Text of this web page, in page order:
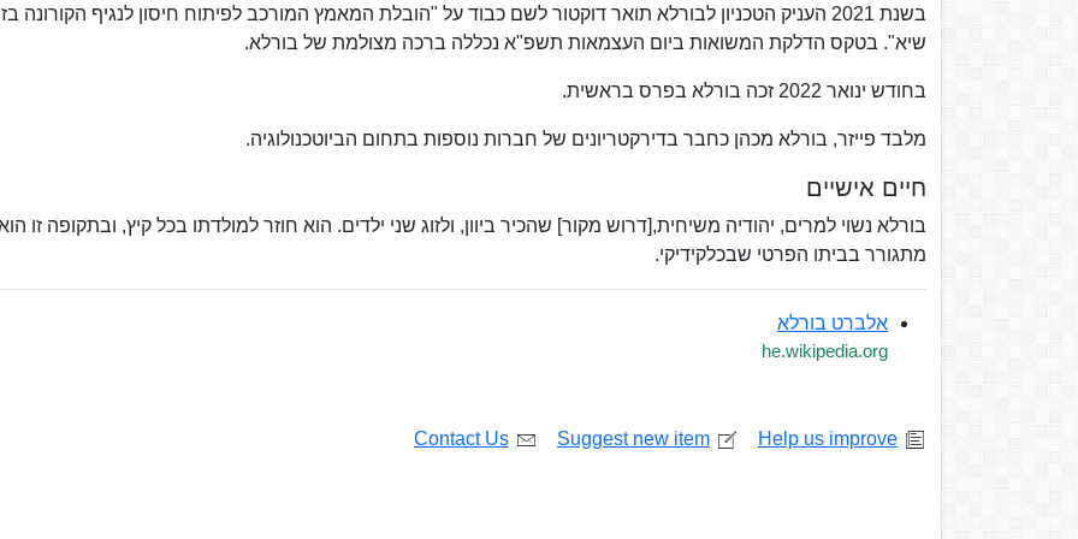
בשנת 2021 העניק הטכניון לבורלא תואר דוקטור לשם כבוד על "הובלת המאמץ המורכב לפיתוח חיסון לנגיף הקורונה
שיא". בטקס הדלקת המשואות ביום העצמאות תשפ"א נכללה ברכה מצולמת של בורלא.
בחודש ינואר 2022 זכה בורלא בפרס בראשית.
מלבד פייזר, בורלא מכהן כחבר בדירקטריונים של חברות נוספות בתחום הביוטכנולוגיה.
חיים אישיים
בורלא נשוי למרים, יהודיה משיחית,[דרוש מקור] שהכיר ביוון, ולזוג שני ילדים. הוא חוזר למולדתו בכל קיץ, ובתקופה זו
מתגורר בביתו הפרטי שבכלקידיקי.
אלברט בורלא
he.wikipedia.org
Help us improve
Suggest new item
Contact Us